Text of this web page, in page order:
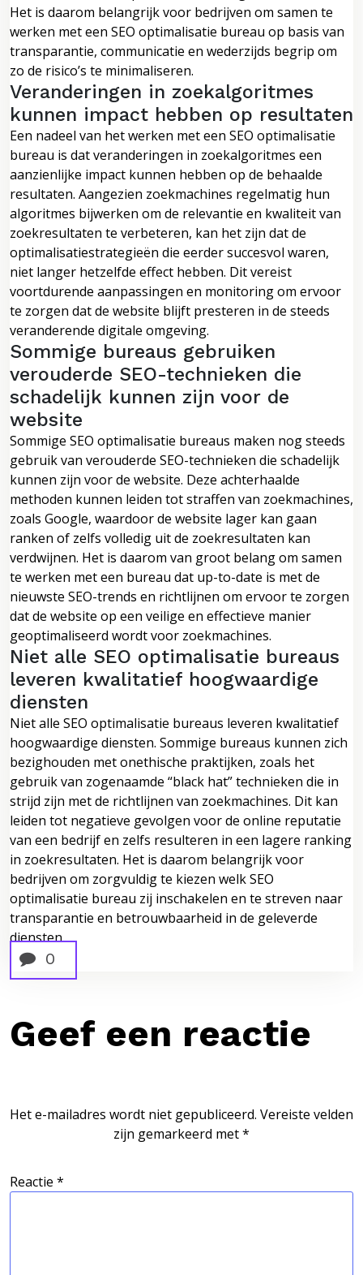
Het is daarom belangrijk voor bedrijven om samen te
werken met een SEO optimalisatie bureau op basis van
transparantie, communicatie en wederzijds begrip om
zo de risico’s te minimaliseren.
Veranderingen in zoekalgoritmes
kunnen impact hebben op resultaten
Een nadeel van het werken met een SEO optimalisatie
bureau is dat veranderingen in zoekalgoritmes een
aanzienlijke impact kunnen hebben op de behaalde
resultaten. Aangezien zoekmachines regelmatig hun
algoritmes bijwerken om de relevantie en kwaliteit van
zoekresultaten te verbeteren, kan het zijn dat de
optimalisatiestrategieën die eerder succesvol waren,
niet langer hetzelfde effect hebben. Dit vereist
voortdurende aanpassingen en monitoring om ervoor
te zorgen dat de website blijft presteren in de steeds
veranderende digitale omgeving.
Sommige bureaus gebruiken
verouderde SEO-technieken die
schadelijk kunnen zijn voor de
website
Sommige SEO optimalisatie bureaus maken nog steeds
gebruik van verouderde SEO-technieken die schadelijk
kunnen zijn voor de website. Deze achterhaalde
methoden kunnen leiden tot straffen van zoekmachines,
zoals Google, waardoor de website lager kan gaan
ranken of zelfs volledig uit de zoekresultaten kan
verdwijnen. Het is daarom van groot belang om samen
te werken met een bureau dat up-to-date is met de
nieuwste SEO-trends en richtlijnen om ervoor te zorgen
dat de website op een veilige en effectieve manier
geoptimaliseerd wordt voor zoekmachines.
Niet alle SEO optimalisatie bureaus
leveren kwalitatief hoogwaardige
diensten
Niet alle SEO optimalisatie bureaus leveren kwalitatief
hoogwaardige diensten. Sommige bureaus kunnen zich
bezighouden met onethische praktijken, zoals het
gebruik van zogenaamde “black hat” technieken die in
strijd zijn met de richtlijnen van zoekmachines. Dit kan
leiden tot negatieve gevolgen voor de online reputatie
van een bedrijf en zelfs resulteren in een lagere ranking
in zoekresultaten. Het is daarom belangrijk voor
bedrijven om zorgvuldig te kiezen welk SEO
optimalisatie bureau zij inschakelen en te streven naar
transparantie en betrouwbaarheid in de geleverde
diensten.
0
Geef een reactie
Het e-mailadres wordt niet gepubliceerd. Vereiste velden
zijn gemarkeerd met*
Reactie *